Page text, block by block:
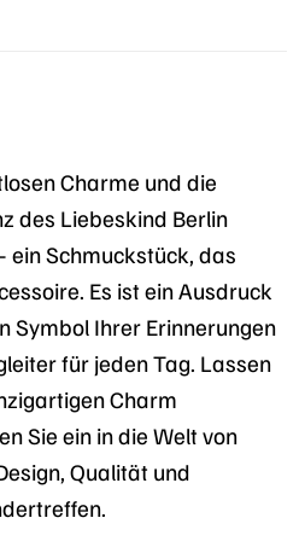
Charme und die
des Liebeskind Berlin
ein Schmuckstück, das
Es ist ein Ausdruck
Symbol Ihrer Erinnerungen
für jeden Tag. Lassen
Charm
Sie ein in die Welt von
Qualität und